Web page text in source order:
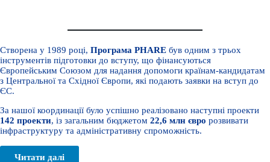
Створена у 1989 році, Програма PHARE був одним з трьох
інструментів підготовки до вступу, що фінансуються
Європейським Союзом для надання допомоги країнам-кандидатам
з Центральної та Східної Європи, які подають заявки на вступ до
ЄС.
За нашої координації було успішно реалізовано наступні проекти
142 проекти, із загальним бюджетом 22,6 млн євро розвивати
інфраструктуру та адміністративну спроможність.
Читати далі